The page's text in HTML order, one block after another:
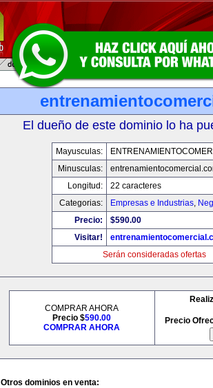
El dueño de este dominio lo ha
Mayusculas:
Minusculas:
Longitud:
22 caracteres
Categorias:
Empresas e Industrias,
Precio:
$590.00
Visitar!
Serán consideradas ofertas
COMPRAR AHORA
Precio $590.00
COMPRAR AHORA
Precio
Otros dominios en venta: